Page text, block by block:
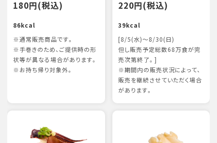
180円(税込)
86kcal
※通常販売商品です。
※手巻きのため、ご提供時の形
状等が異なる場合があります。
※お持ち帰り対象外。
220円(税込)
39kcal
[8/5(水)～8/30(日)
但し販売予定総数68万食が完
売次第終了。]
※期間内の販売状況によって、
販売を継続させていただく場合
があります。